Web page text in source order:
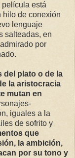
película está
hilo de conexión
lenguaje
salteadas, en
por
del plato o de la
la aristocracia
mutan en
iguales a la
de sofrito y
que
la ambición,
por su tono y